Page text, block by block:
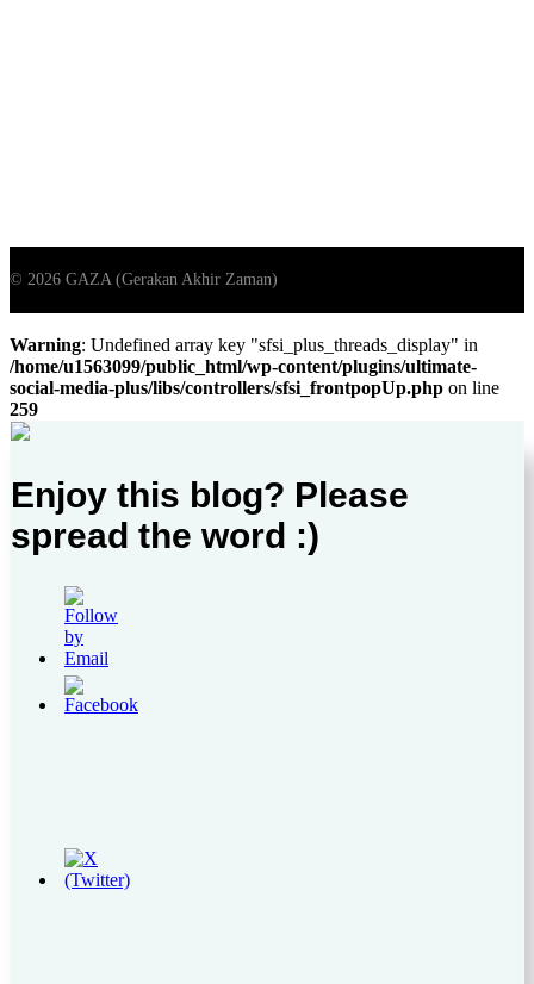
Warning: Undefined array key "sfsi_plus_threads_display" in
/home/u1563099/public_html/wp-content/plugins/ultimate-
social-media-plus/libs/controllers/sfsi_frontpopUp.php on line
259
Enjoy this blog? Please
spread the word :)